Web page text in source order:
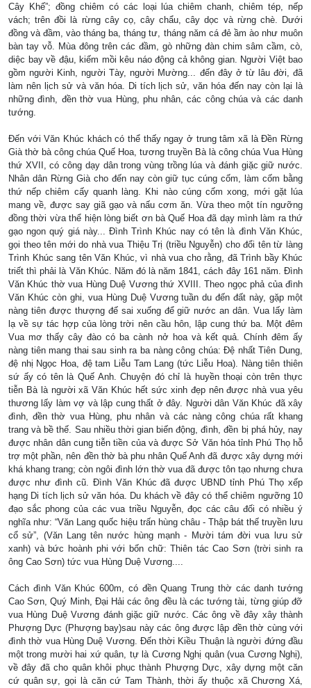
Cây Khế”; đồng chiêm có các loại lúa chiêm chanh, chiêm tép, nếp
vách; trên đồi là rừng cây cọ, cây chẩu, cây dọc và rừng chè. Dưới
đồng và đầm, vào tháng ba, tháng tư, tháng năm cá đẻ ầm ào như muôn
bàn tay vỗ. Mùa đông trên các đầm, gò những đàn chim sâm cầm, cò,
diệc bay về đậu, kiếm mồi kêu náo động cả không gian. Người Việt bao
gồm người Kinh, người Tày, người Mường... đến đây ở từ lâu đời, đã
làm nên lịch sử và văn hóa. Di tích lịch sử, văn hóa đến nay còn lại là
những đình, đền thờ vua Hùng, phu nhân, các công chúa và các danh
tướng.
Đến với Văn Khúc khách có thể thấy ngay ở trung tâm xã là Đền Rừng
Già thờ bà công chúa Quế Hoa, tương truyền Bà là công chúa Vua Hùng
thứ XVII, có công dạy dân trong vùng trồng lúa và đánh giặc giữ nước.
Nhân dân Rừng Già cho đến nay còn giữ tục cúng cốm, làm cốm bằng
thứ nếp chiêm cấy quanh làng. Khi nào cúng cốm xong, mới gặt lúa
mang về, được say giã gạo và nấu cơm ăn. Vừa theo một tín ngưỡng
đồng thời vừa thể hiện lòng biết ơn bà Quế Hoa đã dạy mình làm ra thứ
gạo ngon quý giá này... Đình Trình Khúc nay có tên là đình Văn Khúc,
gọi theo tên mới do nhà vua Thiệu Trị (triều Nguyễn) cho đổi tên từ làng
Trình Khúc sang tên Văn Khúc, vì nhà vua cho rằng, đã Trình bầy Khúc
triết thì phải là Văn Khúc. Năm đó là năm 1841, cách đây 161 năm. Đình
Văn Khúc thờ vua Hùng Duệ Vương thứ XVIII. Theo ngọc phả của đình
Văn Khúc còn ghi, vua Hùng Duệ Vương tuần du đến đất này, gặp một
nàng tiên được thượng đế sai xuống để giữ nước an dân. Vua lấy làm
lạ về sự tác hợp của lòng trời nên cầu hôn, lập cung thứ ba. Một đêm
Vua mơ thấy cây đào có ba cành nở hoa và kết quả. Chính đêm ấy
nàng tiên mang thai sau sinh ra ba nàng công chúa: Đệ nhất Tiên Dung,
đệ nhị Ngọc Hoa, đệ tam Liễu Tam Lang (tức Liễu Hoa). Nàng tiên thiên
sứ ấy có tên là Quế Anh. Chuyện đó chỉ là huyền thoại còn trên thực
tiễn Bà là người xã Văn Khúc hết sức xinh đẹp nên được nhà vua yêu
thương lấy làm vợ và lập cung thất ở đây. Người dân Văn Khúc đã xây
đình, đền thờ vua Hùng, phu nhân và các nàng công chúa rất khang
trang và bề thế. Sau nhiều thời gian biến động, đình, đền bị phá hủy, nay
được nhân dân cung tiễn tiền của và được Sở Văn hóa tỉnh Phú Thọ hỗ
trợ một phần, nên đền thờ bà phu nhân Quế Anh đã được xây dựng mới
khá khang trang; còn ngôi đình lớn thờ vua đã được tôn tạo nhưng chưa
được như đình cũ. Đình Văn Khúc đã được UBND tỉnh Phú Thọ xếp
hạng Di tích lịch sử văn hóa. Du khách về đây có thể chiêm ngưỡng 10
đạo sắc phong của các vua triều Nguyễn, đọc các câu đối có nhiều ý
nghĩa như: “Văn Lang quốc hiệu trấn hùng châu - Thập bát thế truyền lưu
cổ sử”, (Văn Lang tên nước hùng mạnh - Mười tám đời vua lưu sử
xanh) và bức hoành phi với bốn chữ: Thiên tác Cao Sơn (trời sinh ra
ông Cao Sơn) tức vua Hùng Duệ Vương....
Cách đình Văn Khúc 600m, có đền Quang Trung thờ các danh tướng
Cao Sơn, Quý Minh, Đại Hải các ông đều là các tướng tài, từng giúp đỡ
vua Hùng Duệ Vương đánh giặc giữ nước. Các ông về đây xây thành
Phượng Dực (Phượng bay)sau này các ông được lập đền thờ cùng với
đình thờ vua Hùng Duệ Vương. Đến thời Kiều Thuận là người đứng đầu
một trong mười hai xứ quân, tự là Cương Nghị quân (vua Cương Nghị),
về đây đã cho quân khôi phục thành Phượng Dực, xây dựng một căn
cứ quân sự, gọi là căn cứ Tam Thành, thời ấy thuộc xã Chương Xá,